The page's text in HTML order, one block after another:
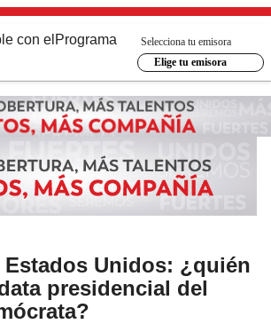
con el Programa
Selecciona tu emisora
Elige tu emisora
Estados Unidos: ¿quién
presidencial del